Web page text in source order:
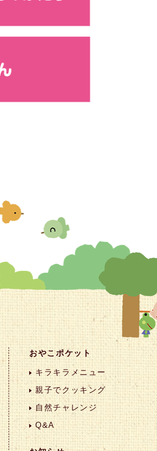
おやこポケット
キラキラメニュー
親子でクッキング
自然チャレンジ
Q&A